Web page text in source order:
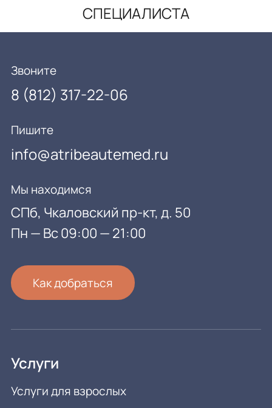
СПЕЦИАЛИСТА
Звоните
8 (812) 317-22-06
Пишите
info@atribeautemed.ru
Мы находимся
СПб, Чкаловский пр-кт, д. 50
Пн — Вс 09:00 — 21:00
Как добраться
Услуги
Услуги для взрослых